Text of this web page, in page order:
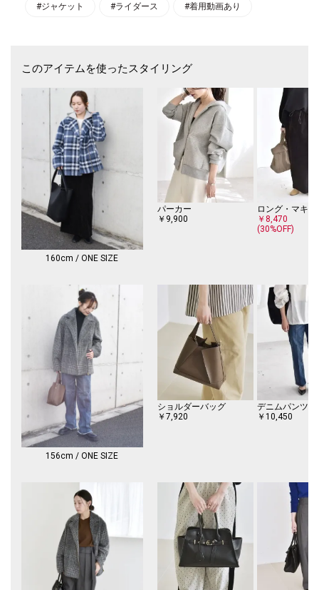
●素材
●コーディネート
ボトムスはシンプルなワイドパンツやロングスカートが相性抜群。
無地のニットやシャツなどとも合わせやすく、カジュアルからきれいめま
で幅広くお使いいただけます。
フロントのジップを閉じて、ライダースシルエットで、前を開けてニュア
ンスのある着こなしも◎
-------------------------------------
生地の厚み：厚手
伸縮性：無
透け感：無
光沢感：無
裏地 ：無
水洗い：不可
-------------------------------------
※EC限定レーベルのため、店舗での展開はございません。
※サイト上のカラー表記と商品タグのカラー名が異なる場合がございま
す。ご了承くださいませ。
※摩擦により毛羽立ちや毛玉が生じやすいため、連続着用はお避けくださ
い。
※毛玉が発生した際は、毛玉取り器等で除去して下さい。
※照明の関係やパソコン・スマートフォンなどの環境により、色味が多少
異なって見える場合があります。商品の色味は、詳細の生地アップ画像を
ご参照ください。
※末永く愛用頂く為に、アテンションタグ・洗濯ネームを必ずご確認の
上、着用又はお取り扱い下さい。
※画像の商品はサンプルです。
#ジャケット #ライダース #着用動画あり
このアイテムを使ったスタイリング
160cm / ONE SIZE
パーカー
￥9,900
ロング・マキシ
￥8,470
(30%OFF)
156cm / ONE SIZE
ショルダーバッグ
￥7,920
デニムパンツ
￥10,450